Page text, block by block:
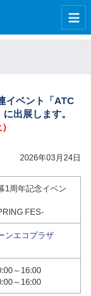
イベント「ATC
出展します。
2026年03月24日
1周年記念イベン
FES-
ンエコプラザ
～16:00
～16:00